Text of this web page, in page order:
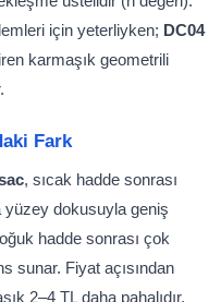
için yeterliyken; DC04
karmaşık geometrili
Fark
, sıcak hadde sonrası
yüzey dokusuyla geniş
hadde sonrası çok
sunar. Fiyat açısından
2–4 TL daha pahalıdır.